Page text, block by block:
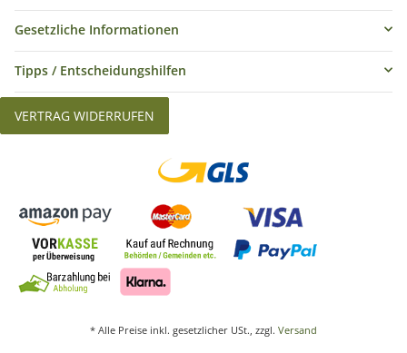
Gesetzliche Informationen
Tipps / Entscheidungshilfen
VERTRAG WIDERRUFEN
* Alle Preise inkl. gesetzlicher USt., zzgl. Versand